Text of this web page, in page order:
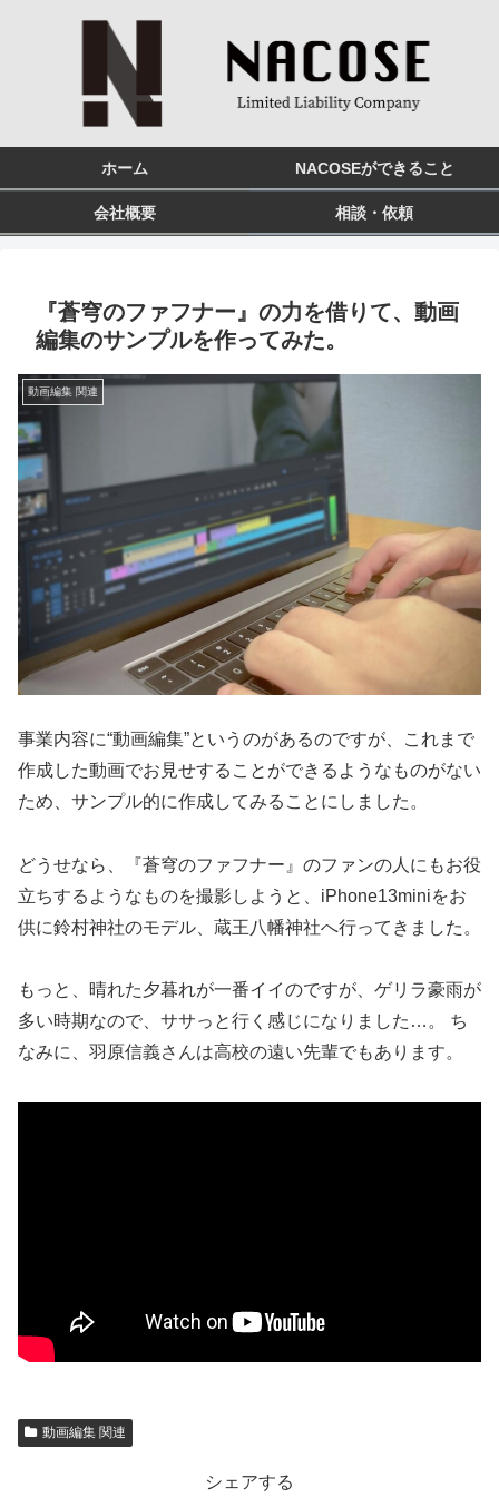
ホーム NACOSEができること
会社概要 相談・依頼
『蒼穹のファフナー』の力を借りて、動画
編集のサンプルを作ってみた。
動画編集 関連
事業内容に“動画編集”というのがあるのですが、これまで
作成した動画でお見せすることができるようなものがない
ため、サンプル的に作成してみることにしました。
どうせなら、『蒼穹のファフナー』のファンの人にもお役
立ちするようなものを撮影しようと、iPhone13miniをお
供に鈴村神社のモデル、蔵王八幡神社へ行ってきました。
もっと、晴れた夕暮れが一番イイのですが、ゲリラ豪雨が
多い時期なので、ササっと行く感じになりました…。 ち
なみに、羽原信義さんは高校の遠い先輩でもあります。
動画編集 関連
シェアする